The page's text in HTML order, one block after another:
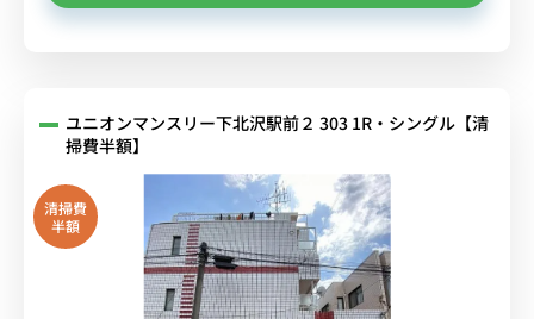
ユニオンマンスリー下北沢駅前２ 303 1R・シングル【清
掃費半額】
清掃費
半額